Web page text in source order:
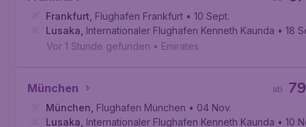
Frankfurt Flughafen Frankfurt • 10 Sept.
Lusaka Internationaler Flughafen Kenneth Kaunda • 18
Vor 1 Stunde gefunden • Emirates
München ab
München Flughafen München • 04 Nov.
Lusaka Internationaler Flughafen Kenneth Kaunda • 10